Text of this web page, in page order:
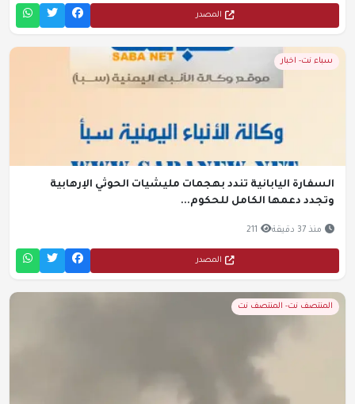
المصدر
سباء نت- اخبار
السفارة اليابانية تندد بهجمات مليشيات الحوثي الإرهابية
وتجدد دعمها الكامل للحكوم...
منذ 37 دقيقة 211
المصدر
المنتصف نت- المنتصف نت